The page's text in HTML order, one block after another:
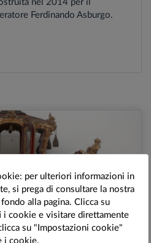
nel 2014 per il
Ferdinando Asburgo.
IMPERIALI DI VIENNA
per ulteriori informazioni in
si prega di consultare la nostra
alla pagina. Clicca su
i cookie e visitare direttamente
su "Impostazioni cookie"
i cookie.